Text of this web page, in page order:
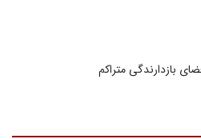
بازدارندگی متراکم